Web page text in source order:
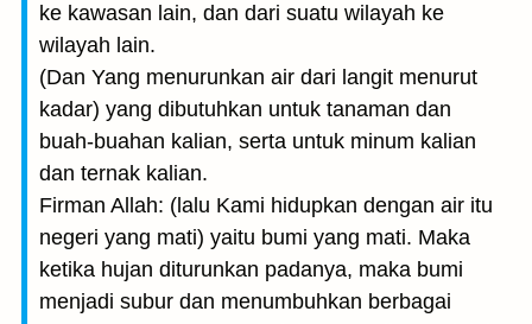
ke kawasan lain, dan dari suatu wilayah ke
wilayah lain.
(Dan Yang menurunkan air dari langit menurut
kadar) yang dibutuhkan untuk tanaman dan
buah-buahan kalian, serta untuk minum kalian
dan ternak kalian.
Firman Allah: (lalu Kami hidupkan dengan air itu
negeri yang mati) yaitu bumi yang mati. Maka
ketika hujan diturunkan padanya, maka bumi
menjadi subur dan menumbuhkan berbagai